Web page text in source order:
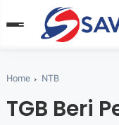
Home NTB
TGB Beri